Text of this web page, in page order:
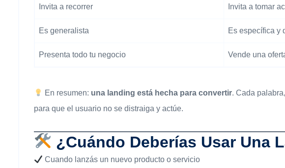
Invita a recorrer Invita a tomar
Es generalista Es específica y
Presenta todo tu negocio Vende una
En resumen: una landing está hecha para convertir. Cada
para que el usuario no se distraiga y actúe.
¿Cuándo Deberías Usar Una
Cuando lanzás un nuevo producto o servicio